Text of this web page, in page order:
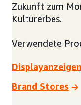
Zukunft zum
Kulturerbes.
Verwendete
Displayanzeigen
Brand Stores